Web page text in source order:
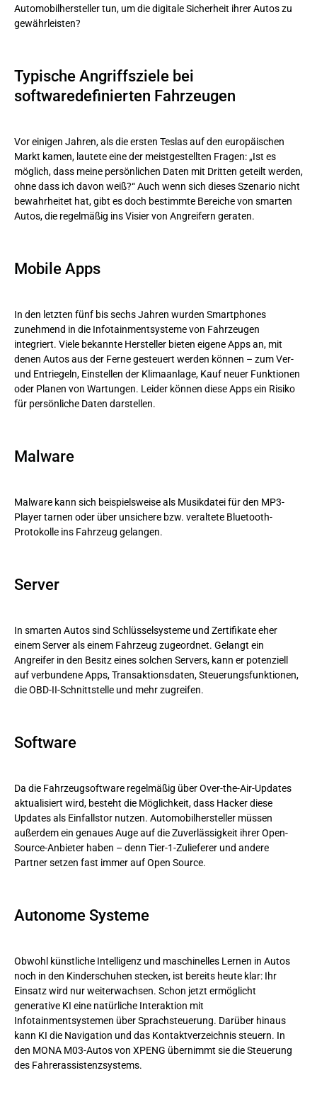
Wie man Cybersicherheit in smarten Autos gewährleistet
DSGVO-Anforderungen
Authentifizierung
Elektronische Steuergeräte
Open-Source-Komponenten
Fazit: Die Cybersicherheit in Autos ist unverzichtbar
Automobilhersteller tun, um die digitale Sicherheit ihrer Autos zu
gewährleisten?
Typische Angriffsziele bei
softwaredefinierten Fahrzeugen
Vor einigen Jahren, als die ersten Teslas auf den europäischen
Markt kamen, lautete eine der meistgestellten Fragen: „Ist es
möglich, dass meine persönlichen Daten mit Dritten geteilt werden,
ohne dass ich davon weiß?“ Auch wenn sich dieses Szenario nicht
bewahrheitet hat, gibt es doch bestimmte Bereiche von smarten
Autos, die regelmäßig ins Visier von Angreifern geraten.
Mobile Apps
In den letzten fünf bis sechs Jahren wurden Smartphones
zunehmend in die Infotainmentsysteme von Fahrzeugen
integriert. Viele bekannte Hersteller bieten eigene Apps an, mit
denen Autos aus der Ferne gesteuert werden können – zum Ver-
und Entriegeln, Einstellen der Klimaanlage, Kauf neuer Funktionen
oder Planen von Wartungen. Leider können diese Apps ein Risiko
für persönliche Daten darstellen.
Malware
Malware kann sich beispielsweise als Musikdatei für den MP3-
Player tarnen oder über unsichere bzw. veraltete Bluetooth-
Protokolle ins Fahrzeug gelangen.
Server
In smarten Autos sind Schlüsselsysteme und Zertifikate eher
einem Server als einem Fahrzeug zugeordnet. Gelangt ein
Angreifer in den Besitz eines solchen Servers, kann er potenziell
auf verbundene Apps, Transaktionsdaten, Steuerungsfunktionen,
die OBD-II-Schnittstelle und mehr zugreifen.
Software
Da die Fahrzeugsoftware regelmäßig über Over-the-Air-Updates
aktualisiert wird, besteht die Möglichkeit, dass Hacker diese
Updates als Einfallstor nutzen. Automobilhersteller müssen
außerdem ein genaues Auge auf die Zuverlässigkeit ihrer Open-
Source-Anbieter haben – denn Tier-1-Zulieferer und andere
Partner setzen fast immer auf Open Source.
Autonome Systeme
Obwohl künstliche Intelligenz und maschinelles Lernen in Autos
noch in den Kinderschuhen stecken, ist bereits heute klar: Ihr
Einsatz wird nur weiterwachsen. Schon jetzt ermöglicht
generative KI eine natürliche Interaktion mit
Infotainmentsystemen über Sprachsteuerung. Darüber hinaus
kann KI die Navigation und das Kontaktverzeichnis steuern. In
den MONA M03-Autos von XPENG übernimmt sie die Steuerung
des Fahrerassistenzsystems.